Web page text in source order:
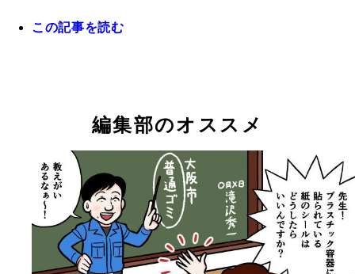
この記事を読む
編集部のオススメ